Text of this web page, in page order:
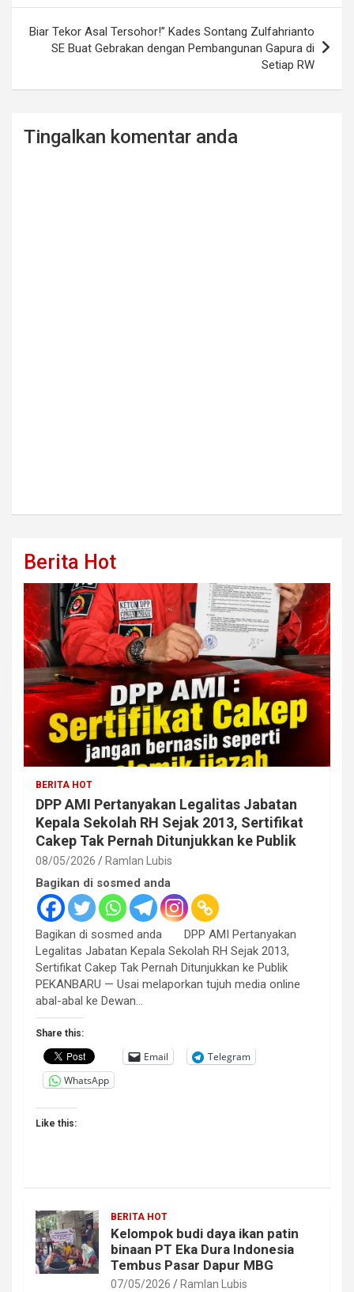
Biar Tekor Asal Tersohor!” Kades Sontang Zulfahrianto
SE Buat Gebrakan dengan Pembangunan Gapura di
Setiap RW
Tingalkan komentar anda
Berita Hot
BERITA HOT
DPP AMI Pertanyakan Legalitas Jabatan
Kepala Sekolah RH Sejak 2013, Sertifikat
Cakep Tak Pernah Ditunjukkan ke Publik
08/05/2026 Ramlan Lubis
Bagikan di sosmed anda
Bagikan di sosmed anda DPP AMI Pertanyakan
Legalitas Jabatan Kepala Sekolah RH Sejak 2013,
Sertifikat Cakep Tak Pernah Ditunjukkan ke Publik
PEKANBARU — Usai melaporkan tujuh media online
abal-abal ke Dewan…
Share this:
Email
Telegram
WhatsApp
Like this:
BERITA HOT
Kelompok budi daya ikan patin
binaan PT Eka Dura Indonesia
Tembus Pasar Dapur MBG
07/05/2026 Ramlan Lubis